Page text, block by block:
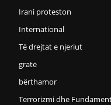
Irani proteston
International
Të drejtat e njeriut
gratë
bërthamor
Terrorizmi dhe